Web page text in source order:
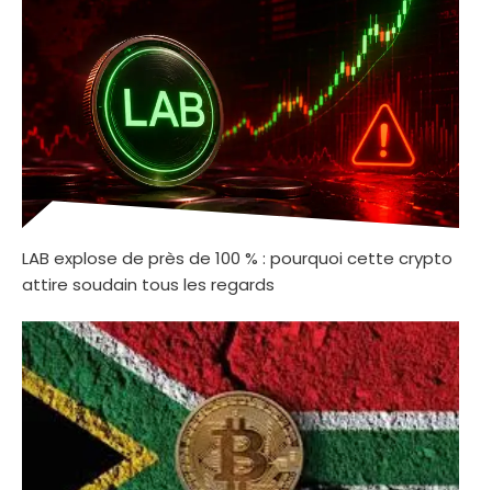
LAB explose de près de 100 % : pourquoi cette crypto
attire soudain tous les regards